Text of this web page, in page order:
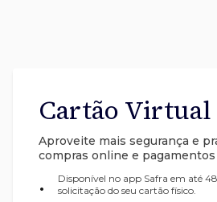
Cartão Virtual
Aproveite mais segurança e
compras online e
•
Disponível no app Safra em até
solicitação do seu cartão físico.